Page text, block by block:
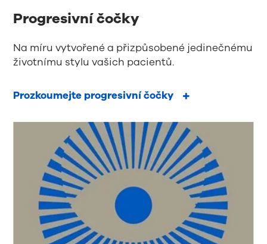
Progresivní čočky
Na míru vytvořené a přizpůsobené jedinečnému
životnímu stylu vašich pacientů.
Prozkoumejte progresivní čočky